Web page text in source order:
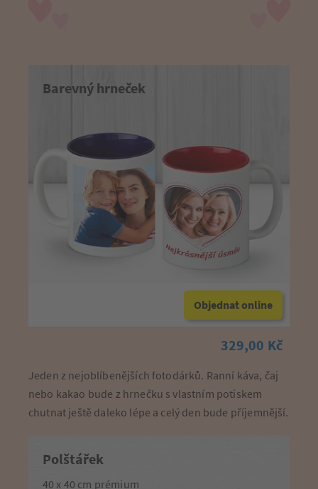
Barevný hrneček
Objednat online
329,00 Kč
Jeden z nejoblíbenějších fotodárků. Ranní káva, čaj
nebo kakao bude z hrnečku s vlastním potiskem
chutnat ještě daleko lépe a celý den bude příjemnější.
Polštářek
40 x 40 cm prémium